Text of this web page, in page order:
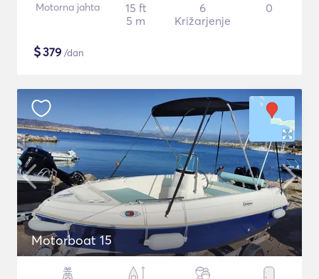
Motorna jahta
15 ft
5 m
6
Križarjenje
0
$379 /dan
Motorboat 15